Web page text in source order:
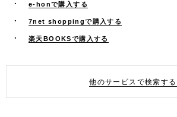
e-honで購入する
7net shoppingで購入する
楽天BOOKSで購入する
他のサービスで検索する